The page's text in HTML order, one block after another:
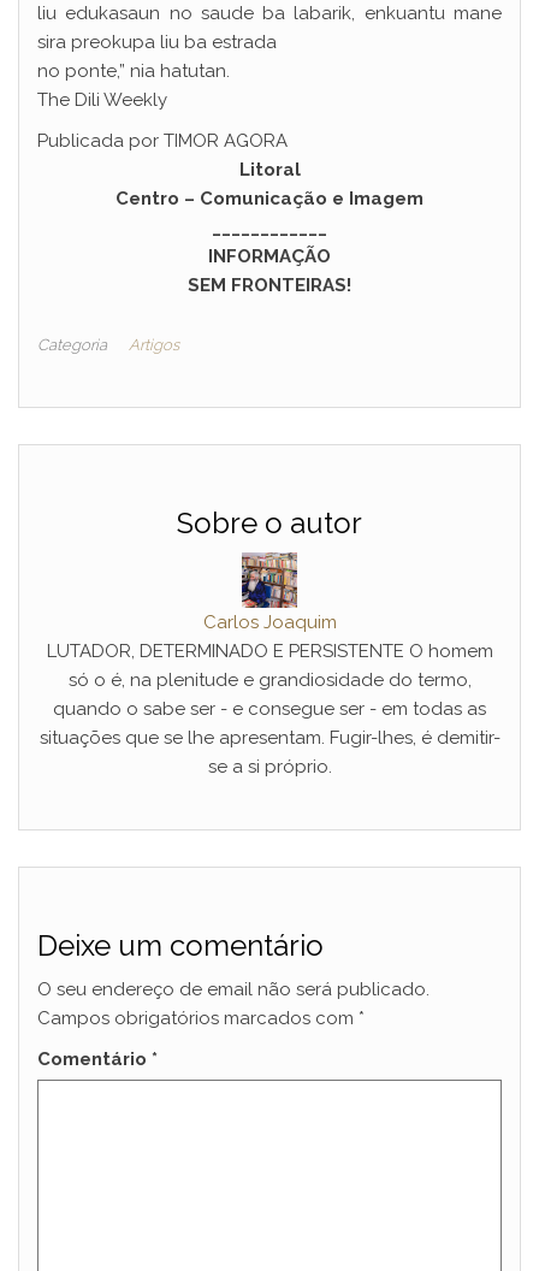
liu edukasaun no saude ba labarik, enkuantu mane
sira preokupa liu ba estrada
no ponte,” nia hatutan.
The Dili Weekly
Publicada por TIMOR AGORA
Litoral
Centro – Comunicação e Imagem
INFORMAÇÃO
SEM FRONTEIRAS!
Categoria Artigos
Sobre o autor
Carlos Joaquim
LUTADOR, DETERMINADO E PERSISTENTE O homem
só o é, na plenitude e grandiosidade do termo,
quando o sabe ser - e consegue ser - em todas as
situações que se lhe apresentam. Fugir-lhes, é demitir-
se a si próprio.
Deixe um comentário
O seu endereço de email não será publicado.
Campos obrigatórios marcados com *
Comentário *